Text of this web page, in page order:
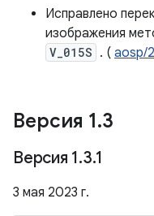
Исправлено
изображения
V_015S . ( aosp/
Версия 1.3
Версия 1.3.1
3 мая 2023 г.